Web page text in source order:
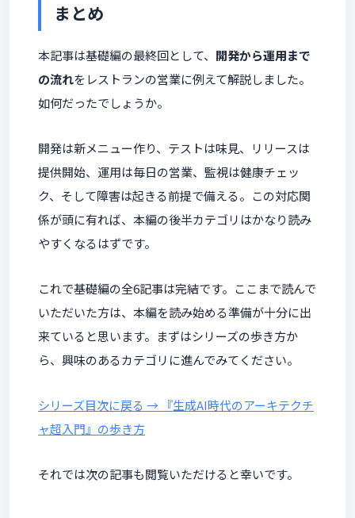
まとめ
本記事は基礎編の最終回として、 開発から運用まで
の流れをレストランの営業に例えて解説しました。
如何だったでしょうか。
開発は新メニュー作り、テストは味見、リリースは
提供開始、運用は毎日の営業、監視は健康チェッ
ク、そして障害は起きる前提で備える。この対応関
係が頭に有れば、本編の後半カテゴリはかなり読み
やすくなるはずです。
これで基礎編の全6記事は完結です。ここまで読んで
いただいた方は、本編を読み始める準備が十分に出
来ていると思います。まずはシリーズの歩き方か
ら、興味のあるカテゴリに進んでみてください。
シリーズ目次に戻る → 『生成AI時代のアーキテクチ
ャ超入門』の歩き方
それでは次の記事も閲覧いただけると幸いです。